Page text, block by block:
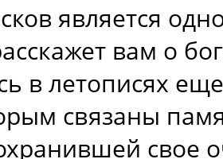
является
вам о
в летописях
связаны
свое